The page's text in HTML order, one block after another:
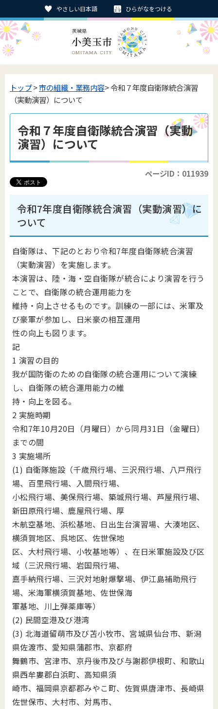
やさしい日本語 ひらがなをつける
トップ>市の組織・業務内容> 令和７年度自衛隊統合演習
（実動演習）について
令和７年度自衛隊統合演習（実動
演習）について
ページID：011939
令和7年度自衛隊統合演習（実動演習）に
ついて
自衛隊は、下記のとおり令和7年度自衛隊統合演習
（実動演習）を実施します。
本演習は、陸・海・空自衛隊が統合により演習を行う
ことで、自衛隊の統合運用能力を
維持・向上させるものです。訓練の一部には、米軍及
び豪軍が参加し、日米豪の相互運用
性の向上も図ります。
記
1 演習の目的
我が国防衛のための自衛隊の統合運用について演練
し、自衛隊の統合運用能力の維
持・向上を図る。
2 実施時期
令和7年10月20日（月曜日）から同月31日（金曜日）
までの間
3 実施場所
(1) 自衛隊施設（千歳飛行場、三沢飛行場、八戸飛行
場、百里飛行場、入間飛行場、
小松飛行場、美保飛行場、築城飛行場、芦屋飛行場、
新田原飛行場、鹿屋飛行場、厚
木航空基地、浜松基地、日出生台演習場、大湊地区、
横須賀地区、呉地区、佐世保地
区、大村飛行場、小牧基地等）、在日米軍施設及び区
域（三沢飛行場、岩国飛行場、
嘉手納飛行場、三沢対地射爆撃場、伊江島補助飛行
場、米海軍横須賀基地、佐世保海
軍基地、川上弾薬庫等）
(2) 民間空港及び港湾
(3) 北海道留萌市及び苫小牧市、宮城県仙台市、新潟
県佐渡市、愛知県蒲郡市、京都府
舞鶴市、宮津市、京丹後市及び与謝郡伊根町、和歌山
県西牟婁郡白浜町、高知県須
崎市、福岡県京都郡みやこ町、佐賀県唐津市、長崎県
佐世保市、大村市、対馬市、